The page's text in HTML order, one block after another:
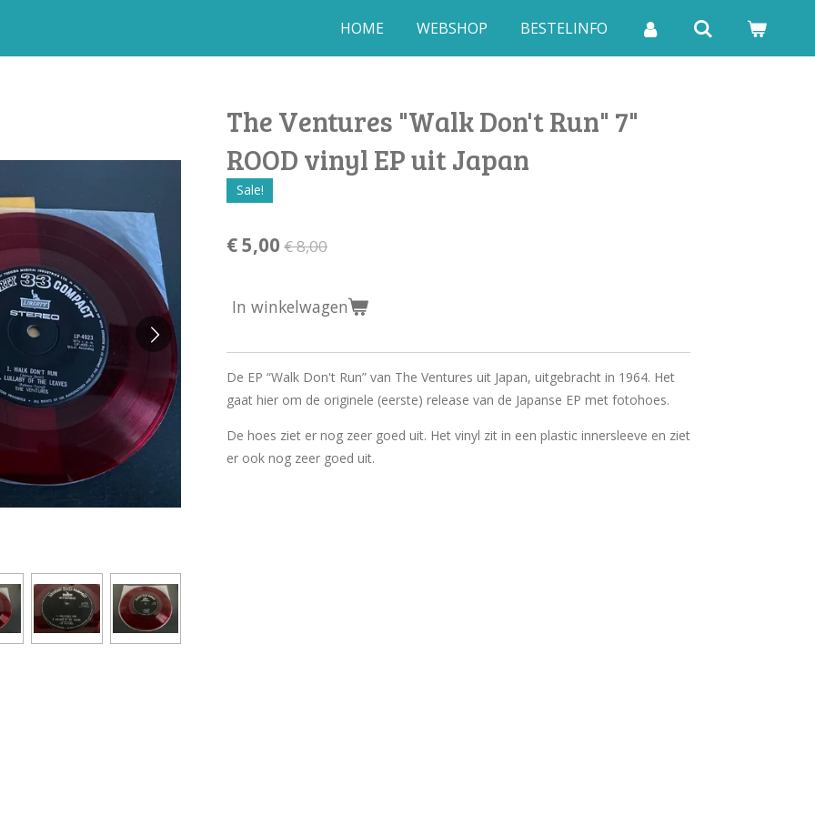
HOME WEBSHOP BESTELINFO
The Ventures "Walk Don't Run" 7"
ROOD vinyl EP uit Japan
Sale!
€ 5,00 € 8,00
In winkelwagen
De EP “Walk Don't Run” van The Ventures uit Japan, uitgebracht in 1964. Het
gaat hier om de originele (eerste) release van de Japanse EP met fotohoes.
De hoes ziet er nog zeer goed uit. Het vinyl zit in een plastic innersleeve en ziet
er ook nog zeer goed uit.